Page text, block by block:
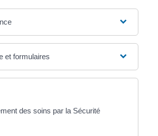
et formulaires
des soins par la Sécurité